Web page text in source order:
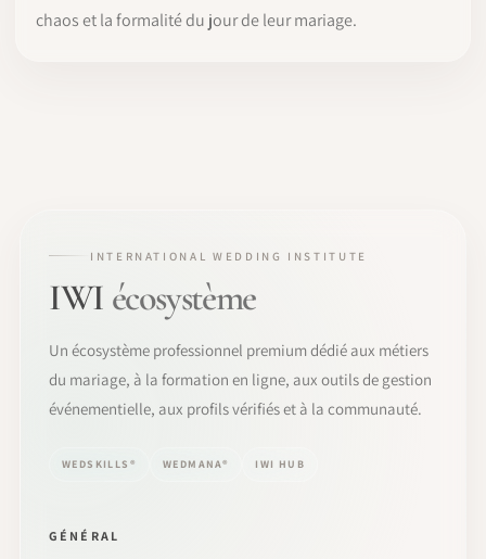
chaos et la formalité du jour de leur mariage.
INTERNATIONAL WEDDING INSTITUTE
IWI écosystème
Un écosystème professionnel premium dédié aux métiers
du mariage, à la formation en ligne, aux outils de gestion
événementielle, aux profils vérifiés et à la communauté.
WEDSKILLS® WEDMANA® IWI HUB
GÉNÉRAL